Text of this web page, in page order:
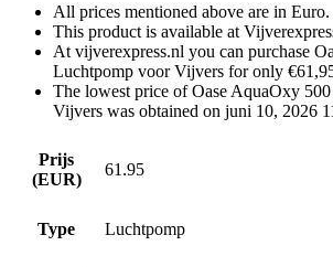
All prices mentioned above are in Euro.
This product is available at
At vijverexpress.nl you can purchase
Luchtpomp voor Vijvers for only
The lowest price of Oase AquaOxy
Vijvers was obtained on juni 10, 2026
Prijs
(EUR)
61.95
Type Luchtpomp